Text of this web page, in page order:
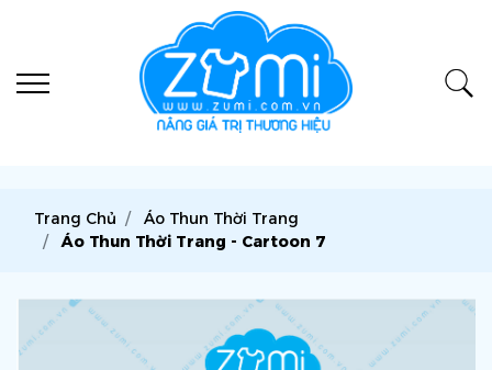
Trang Chủ
Áo Thun Thời Trang
Áo Thun Thời Trang - Cartoon 7